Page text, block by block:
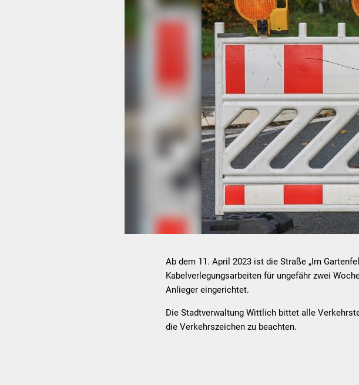
Ab dem 11. April 2023 ist die Straße „Im
Kabelverlegungsarbeiten für ungefähr zwei
Anlieger eingerichtet.
Die Stadtverwaltung Wittlich bittet alle
die Verkehrszeichen zu beachten.